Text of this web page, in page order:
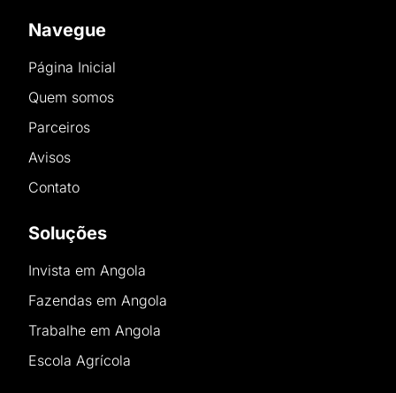
Navegue
Página Inicial
Quem somos
Parceiros
Avisos
Contato
Soluções
Invista em Angola
Fazendas em Angola
Trabalhe em Angola
Escola Agrícola